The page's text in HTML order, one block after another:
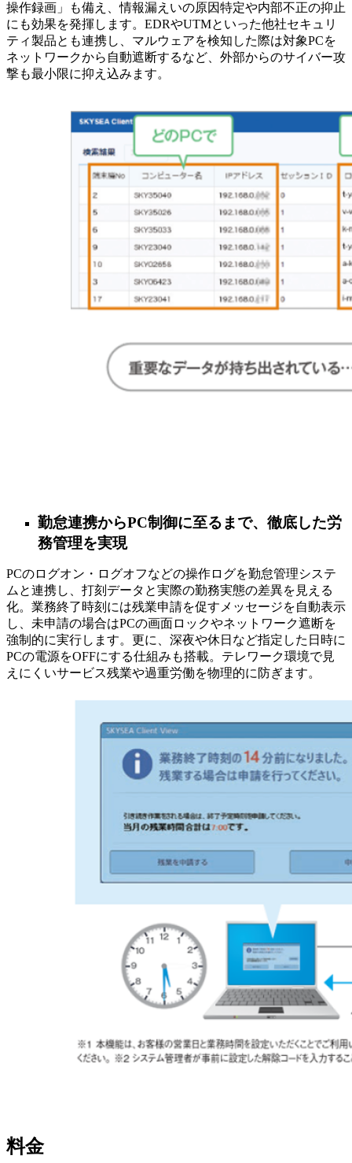
操作録画」も備え、情報漏えいの原因特定や内部不正の抑止
にも効果を発揮します。EDRやUTMといった他社セキュリ
ティ製品とも連携し、マルウェアを検知した際は対象PCを
ネットワークから自動遮断するなど、外部からのサイバー攻
撃も最小限に抑え込みます。
勤怠連携からPC制御に至るまで、徹底した労
務管理を実現
PCのログオン・ログオフなどの操作ログを勤怠管理システ
ムと連携し、打刻データと実際の勤務実態の差異を見える
化。業務終了時刻には残業申請を促すメッセージを自動表示
し、未申請の場合はPCの画面ロックやネットワーク遮断を
強制的に実行します。更に、深夜や休日など指定した日時に
PCの電源をOFFにする仕組みも搭載。テレワーク環境で見
えにくいサービス残業や過重労働を物理的に防ぎます。
料金